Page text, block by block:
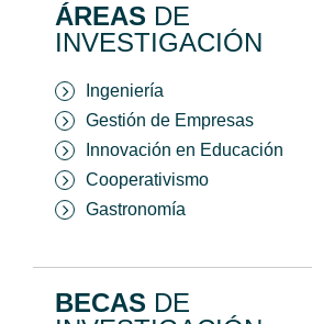
ÁREAS DE
INVESTIGACIÓN
Ingeniería
Gestión de Empresas
Innovación en Educación
Cooperativismo
Gastronomía
BECAS DE